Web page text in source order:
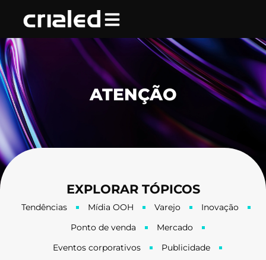
conteúdo
ATENÇÃO
EXPLORAR TÓPICOS
Tendências Mídia OOH Varejo
Inovação
Ponto de venda
Mercado
Eventos corporativos
Publicidade